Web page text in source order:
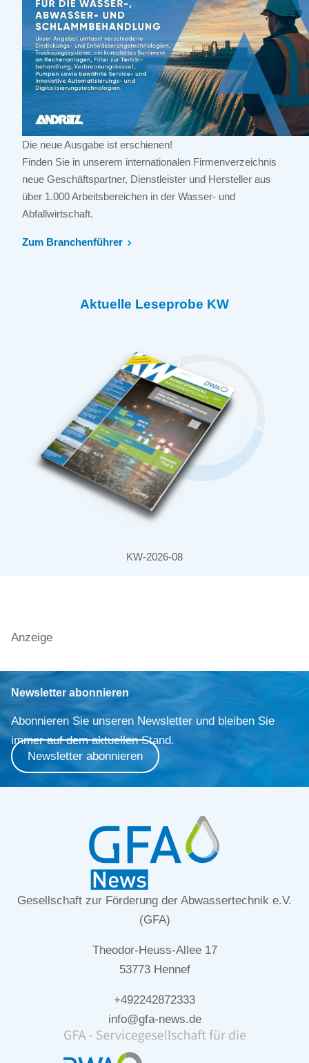
Die neue Ausgabe ist erschienen!
Finden Sie in unserem internationalen Firmenverzeichnis
neue Geschäftspartner, Dienstleister und Hersteller aus
über 1.000 Arbeitsbereichen in der Wasser- und
Abfallwirtschaft.
Zum Branchenführer
Aktuelle Leseprobe KW
KW-2026-08
Anzeige
Newsletter abonnieren
Abonnieren Sie unseren Newsletter und bleiben Sie
immer auf dem aktuellen Stand.
Newsletter abonnieren
Gesellschaft zur Förderung der Abwassertechnik e.V.
(GFA)
Theodor-Heuss-Allee 17
53773 Hennef
+492242872333
info@gfa-news.de